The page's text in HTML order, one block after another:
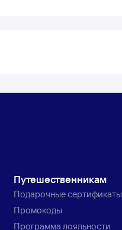
Путешественникам
Подарочные сертификаты
Промокоды
Программа лояльности